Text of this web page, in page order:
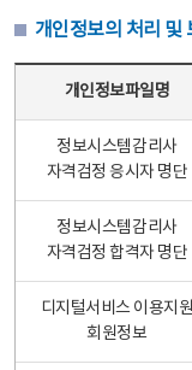
개인정보의 처리 및
개인정보파일명
정보시스템감리사
자격검정 응시자 명단
정보시스템감리사
자격검정 합격자 명단
디지털서비스 이용지원
회원정보